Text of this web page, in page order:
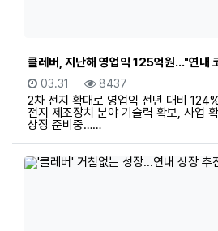
클레버, 지난해 영업익 125억원…"연내
등록일
03.31 조회
8437
2차 전지 확대로 영업익 전년 대비
전지 제조장치 분야 기술력 확보, 사업
상장 준비중……